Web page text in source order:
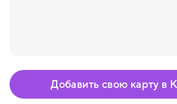
Добавить свою карту в